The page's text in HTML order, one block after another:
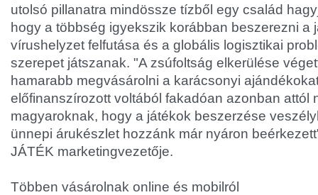
utolsó pillanatra mindössze tízből egy család
hogy a többség igyekszik korábban beszerezni a
vírushelyzet felfutása és a globális logisztikai
szerepet játszanak. "A zsúfoltság elkerülése
hamarabb megvásárolni a karácsonyi
előfinanszírozott voltából fakadóan azonban attól
magyaroknak, hogy a játékok beszerzése
ünnepi árukészlet hozzánk már nyáron
JÁTÉK marketingvezetője.
Többen vásárolnak online és mobilról